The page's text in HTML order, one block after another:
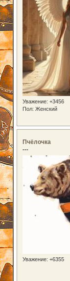
Уважение: +3456
Пол: Женский
Пчёлочка
---
Уважение: +6355